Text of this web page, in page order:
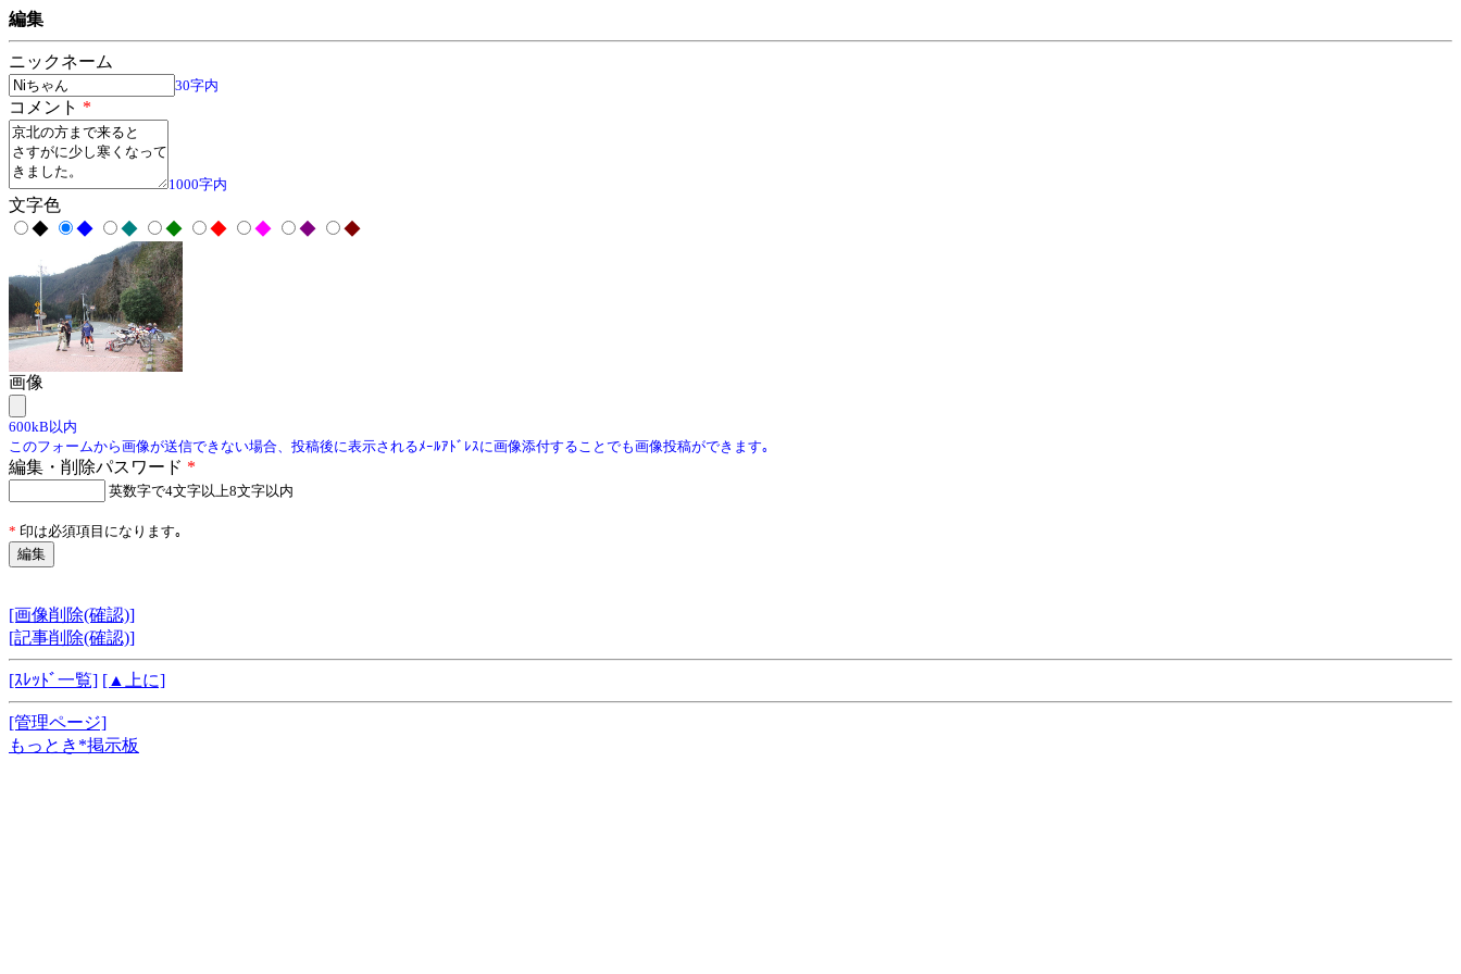
編集
ニックネーム
30字内
コメント *
1000字内
文字色
◆
◆ ◆ ◆ ◆ ◆ ◆ ◆
画像
600kB以内
このフォームから画像が送信できない場合、投稿後に表示されるﾒｰﾙｱﾄﾞﾚｽに画像添付することでも画像投稿ができます｡
編集・削除パスワード *
英数字で4文字以上8文字以内
* 印は必須項目になります｡
[画像削除(確認)]
[記事削除(確認)]
[ｽﾚｯﾄﾞ一覧] [▲上に]
[管理ページ]
もっとき*掲示板